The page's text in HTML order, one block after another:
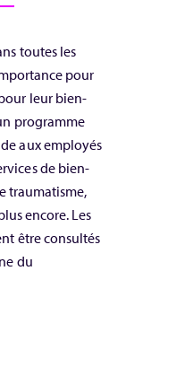
toutes les
pour
leur bien-
programme
aux employés
de bien-
traumatisme,
encore. Les
être consultés
du